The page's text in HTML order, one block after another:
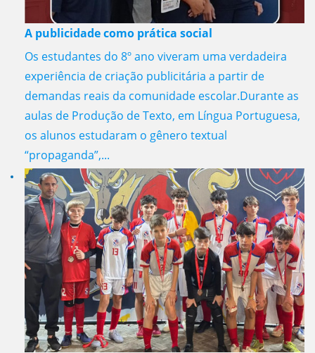
A publicidade como prática social
Os estudantes do 8º ano viveram uma verdadeira
experiência de criação publicitária a partir de
demandas reais da comunidade escolar.Durante as
aulas de Produção de Texto, em Língua Portuguesa,
os alunos estudaram o gênero textual
“propaganda”,...